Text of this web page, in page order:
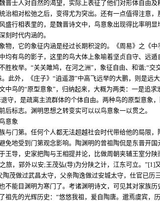
晋士人对自然的渴望，实际上表征了他们对形体自由及
治相对松弛之后，变得尤为突出。还有一点值得注意，
盛行相表里的，是魏晋诗文中，鸟意象出现得比率明显
刻时代内涵的。
物，它的象征内涵是经过长期积淀的。《周易》之《中
均有鸟的影子，这里的鸟大体上象喻着坚贞自守、远遁
胜枚举。“关关雎鸠，在河之洲”，象征自由、和谐;“交
此外，《庄子》“逍遥游”中高飞远举的大鹏，则是远大
中鸟的“原型意象”，归纳起来，大概为两类：一是追求
守，是疏离主流群体的个体自由。两种鸟的原型意象
后标志。渊明思想之转变实可以以鸟意象一以贯之。
意象
与门第。任何个人都无法超越社会时代带给他的局限，
免地受到门第观念影响。陶渊明的曾祖陶侃是东晋开国
王导，史家把陶与王相提并论，比做周朝夹辅王室分陕
旅，郢外以安;王茂弘(导)为分陕之计，江东可立。”[1]
茂做过武昌太守，父亲陶逸做过安城太守，仕官已历
不能目渊明为寒门了。考诸渊明诗文，可见其对家族历
祖先的光辉历史：“悠悠我祖，爰自陶唐。邈焉虞宾，